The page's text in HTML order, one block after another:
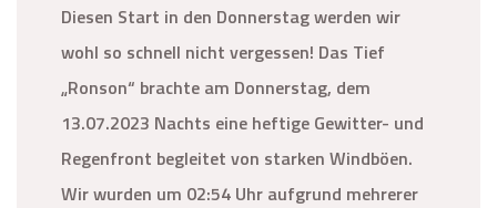
Diesen Start in den Donnerstag werden wir
wohl so schnell nicht vergessen! Das Tief
„Ronson“ brachte am Donnerstag, dem
13.07.2023 Nachts eine heftige Gewitter- und
Regenfront begleitet von starken Windböen.
Wir wurden um 02:54 Uhr aufgrund mehrerer